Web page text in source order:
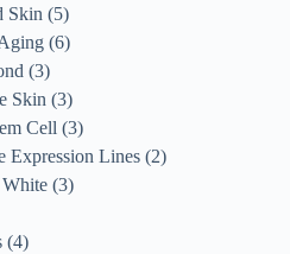
Skin
5
6
3
Skin 3
Cell 3
Lines 2
3
4